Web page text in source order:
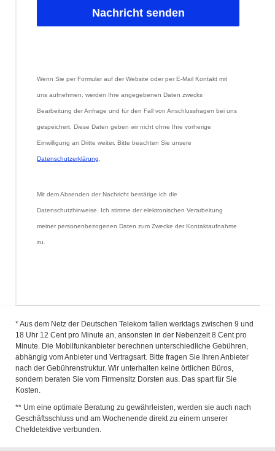
Nachricht senden
Wenn Sie per Formular auf der Website oder per E-Mail Kontakt mit
uns aufnehmen, werden Ihre angegebenen Daten zwecks
Bearbeitung der Anfrage und für den Fall von Anschlussfragen bei uns
gespeichert. Diese Daten geben wir nicht ohne Ihre vorherige
Datenschutzerklärung
Mit dem Absenden der Nachricht bestätige ich die
Datenschutzhinweise. Ich stimme der elektronischen Verarbeitung
meiner personenbezogenen Daten zum Zwecke der Kontaktaufnahme
zu.
* Aus dem Netz der Deutschen Telekom fallen werktags zwischen 9 und
18 Uhr 12 Cent pro Minute an, ansonsten in der Nebenzeit 8 Cent pro
Minute. Die Mobilfunkanbieter berechnen unterschiedliche Gebühren,
abhängig vom Anbieter und Vertragsart. Bitte fragen Sie Ihren Anbieter
nach der Gebührenstruktur. Wir unterhalten keine örtlichen Büros,
sondern beraten Sie vom Firmensitz Dorsten aus. Das spart für Sie
Kosten.
** Um eine optimale Beratung zu gewährleisten, werden sie auch nach
Geschäftsschluss und am Wochenende direkt zu einem unserer
Chefdetektive verbunden.